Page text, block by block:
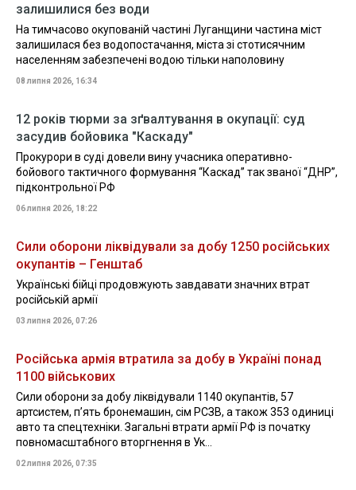
залишилися без води
На тимчасово окупованій частині Луганщини частина міст
залишилася без водопостачання, міста зі стотисячним
населенням забезпечені водою тільки наполовину
08 липня 2026, 16:34
12 років тюрми за зґвалтування в окупації: суд
засудив бойовика "Каскаду"
Прокурори в суді довели вину учасника оперативно-
бойового тактичного формування “Каскад” так званої “ДНР”,
підконтрольної РФ
06 липня 2026, 18:22
Сили оборони ліквідували за добу 1250 російських
окупантів – Генштаб
Українські бійці продовжують завдавати значних втрат
російській армії
03 липня 2026, 07:26
Російська армія втратила за добу в Україні понад
1100 військових
Сили оборони за добу ліквідували 1140 окупантів, 57
артсистем, пʼять бронемашин, сім РСЗВ, а також 353 одиниці
авто та спецтехніки. Загальні втрати армії РФ із початку
повномасштабного вторгнення в Ук...
02 липня 2026, 07:35